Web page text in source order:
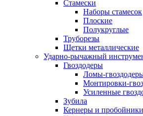
Стамески
Наборы стамесок
Плоские
Полукруглые
Труборезы
Щетки металлические
Ударно-рычажный
Гвоздодеры
Ломы-
Монтировки-
Усиленные
Зубила
Кернеры и пробойники